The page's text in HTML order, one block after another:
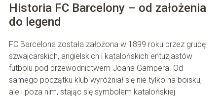
Historia FC Barcelony – od założenia
do legend
FC Barcelona została założona w 1899 roku przez grupę
szwajcarskich, angielskich i katalońskich entuzjastów
futbolu pod przewodnictwem Joana Gampera. Od
samego początku klub wyróżniał się nie tylko na boisku,
ale i poza nim, stając się symbolem katalońskiej